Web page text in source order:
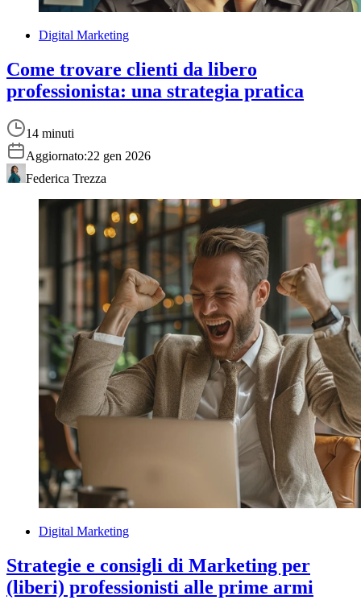
Digital Marketing
Come trovare clienti da libero
professionista: una strategia pratica
14 minuti
Aggiornato:22 gen 2026
Federica Trezza
Digital Marketing
Strategie e consigli di Marketing per
(liberi) professionisti alle prime armi